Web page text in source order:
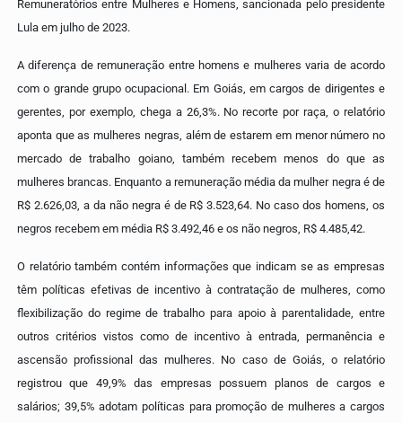
Remuneratórios entre Mulheres e Homens, sancionada pelo presidente
Lula em julho de 2023.
A diferença de remuneração entre homens e mulheres varia de acordo
com o grande grupo ocupacional. Em Goiás, em cargos de dirigentes e
gerentes, por exemplo, chega a 26,3%. No recorte por raça, o relatório
aponta que as mulheres negras, além de estarem em menor número no
mercado de trabalho goiano, também recebem menos do que as
mulheres brancas. Enquanto a remuneração média da mulher negra é de
R$ 2.626,03, a da não negra é de R$ 3.523,64. No caso dos homens, os
negros recebem em média R$ 3.492,46 e os não negros, R$ 4.485,42.
O relatório também contém informações que indicam se as empresas
têm políticas efetivas de incentivo à contratação de mulheres, como
flexibilização do regime de trabalho para apoio à parentalidade, entre
outros critérios vistos como de incentivo à entrada, permanência e
ascensão profissional das mulheres. No caso de Goiás, o relatório
registrou que 49,9% das empresas possuem planos de cargos e
salários; 39,5% adotam políticas para promoção de mulheres a cargos